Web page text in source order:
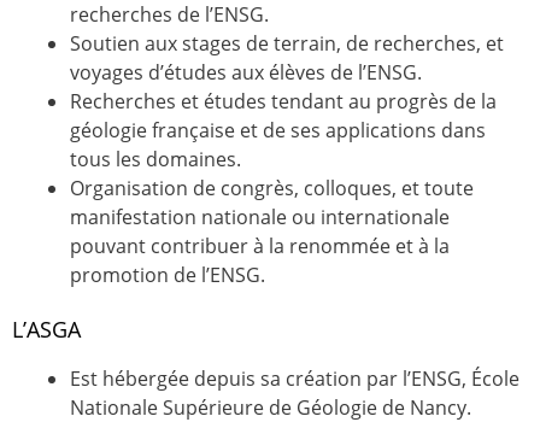
recherches de l’ENSG.
Soutien aux stages de terrain, de recherches, et
voyages d’études aux élèves de l’ENSG.
Recherches et études tendant au progrès de la
géologie française et de ses applications dans
tous les domaines.
Organisation de congrès, colloques, et toute
manifestation nationale ou internationale
pouvant contribuer à la renommée et à la
promotion de l’ENSG.
L’ASGA
Est hébergée depuis sa création par l’ENSG, École
Nationale Supérieure de Géologie de Nancy.